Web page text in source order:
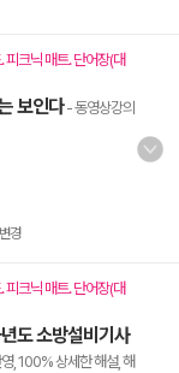
크닉 매트. 단어장(대
보인다- 동영상강의
변경
크닉 매트. 단어장(대
도 소방설비기사
, 100% 상세한 해설, 해